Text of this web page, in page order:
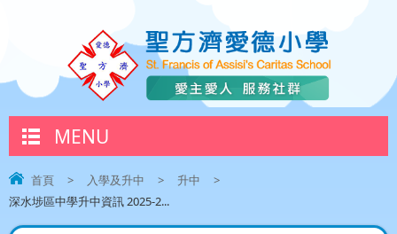
MENU
首頁 > 入學及升中 > 升中
>
深水埗區中學升中資訊 2025-2...